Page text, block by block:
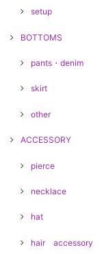
setup
BOTTOMS
pants・denim
skirt
other
ACCESSORY
pierce
necklace
hat
hair accessory